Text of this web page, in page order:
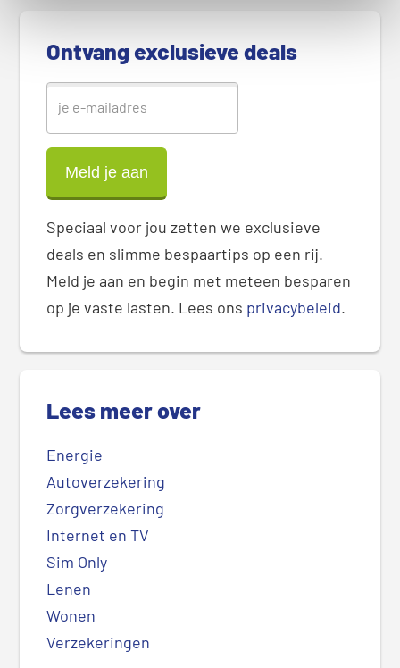
Ontvang exclusieve deals
Speciaal voor jou zetten we exclusieve
deals en slimme bespaartips op een rij.
Meld je aan en begin met meteen besparen
op je vaste lasten. Lees ons privacybeleid.
Lees meer over
Energie
Autoverzekering
Zorgverzekering
Internet en TV
Sim Only
Lenen
Wonen
Verzekeringen